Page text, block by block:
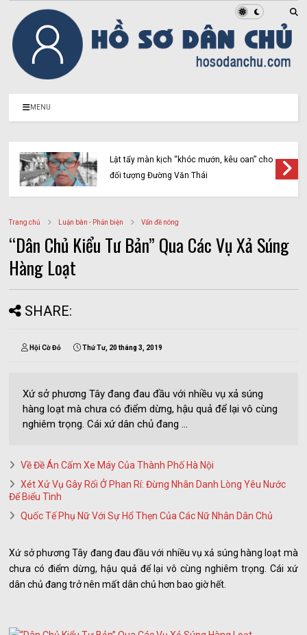
MENU
Lật tẩy màn kịch “khóc mướn, kêu oan” cho
đối tượng Đường Văn Thái
Trang chủ Luận bàn - Phản biện Vấn đề nóng
“Dân Chủ Kiểu Tư Bản” Qua Các Vụ Xả Súng
Hàng Loạt
SHARE:
Hội Cờ Đỏ Thứ Tư, 20 tháng 3, 2019
Xứ sở phương Tây đang đau đầu với nhiều vụ xả súng
hàng loạt mà chưa có điểm dừng, hậu quả để lại vô cùng
nghiêm trọng. Cái xứ dân chủ đang ...
Về Đề Án Cấm Xe Máy Của Thành Phố Hà Nội
Xét Xử Vụ Gây Rối Ở Phan Rí: Đừng Nhân Danh Lòng Yêu Nước
Để Biểu Tình
Quốc Tế Phụ Nữ Với Sự Hổ Thẹn Của Các Nữ Nhân Dân Chủ
Xứ sở phương Tây đang đau đầu với nhiều vụ xả súng hàng loạt mà
chưa có điểm dừng, hậu quả để lại vô cùng nghiêm trọng. Cái xứ
dân chủ đang trở nên mất dân chủ hơn bao giờ hết.